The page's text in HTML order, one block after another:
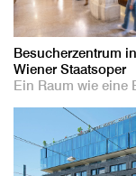
Besucherzentrum
Wiener Staatsoper
Ein Raum wie eine